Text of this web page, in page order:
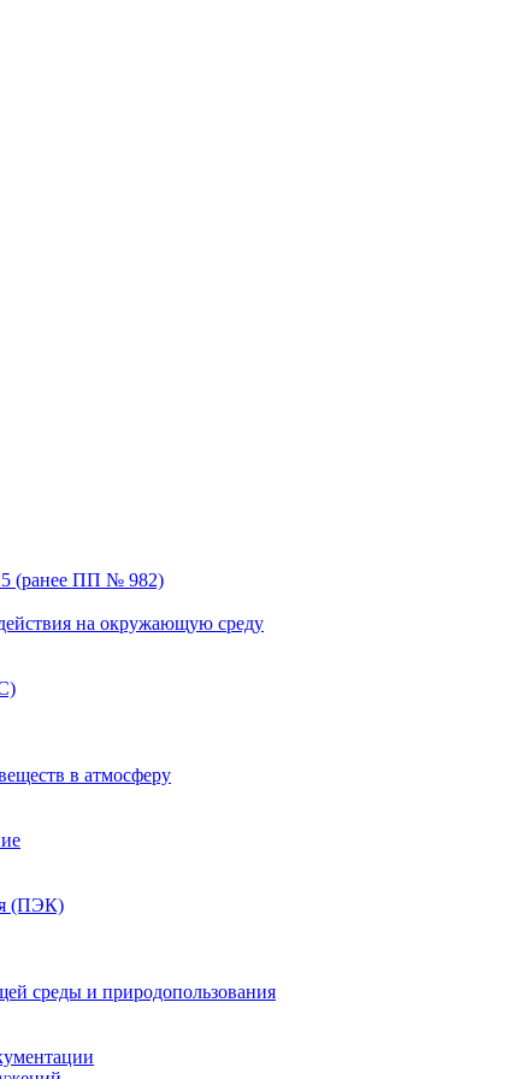
(ранее ПП № 982)
на окружающую среду
в атмосферу
(ПЭК)
среды и природопользования